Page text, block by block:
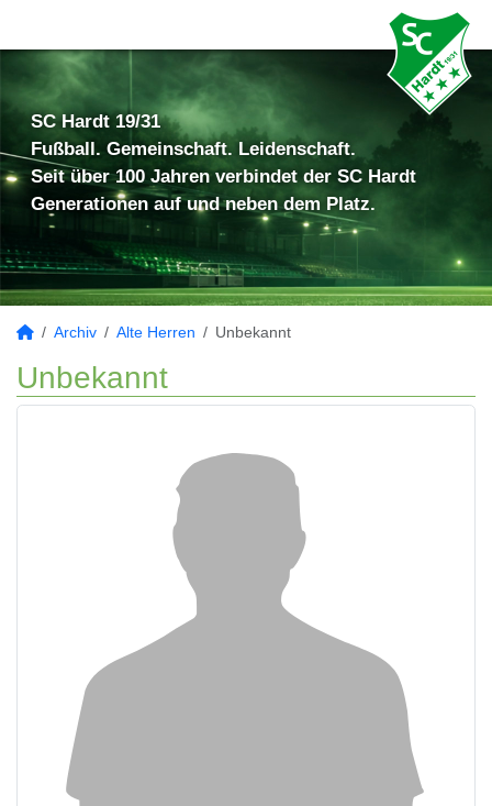
SC Hardt 19/31
Fußball. Gemeinschaft. Leidenschaft.
Seit über 100 Jahren verbindet der SC Hardt
Generationen auf und neben dem Platz.
Archiv Alte Herren Unbekannt
Unbekannt